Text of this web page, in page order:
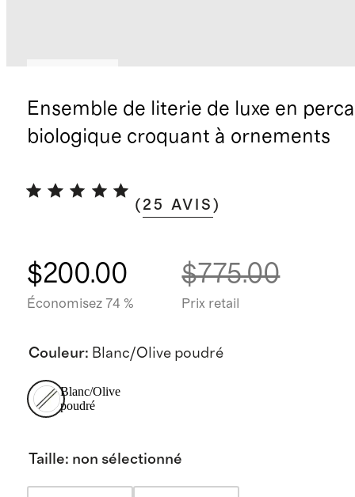
Ensemble de literie de luxe en
biologique croquant à ornements
( 25 AVIS )
$200.00
Économisez 74 %
$775.00
Prix retail
Couleur: Blanc/Olive poudré
Blanc/Olive
poudré
Taille: non sélectionné